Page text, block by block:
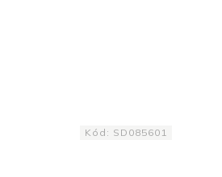
Kód: SD085601